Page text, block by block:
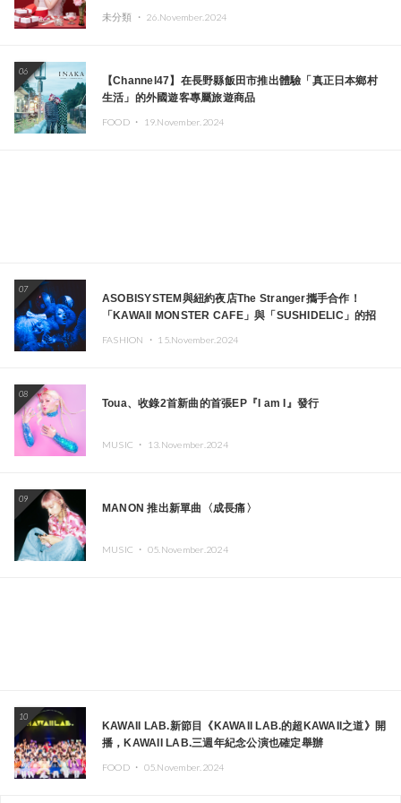
未分類 ・ 26.November.2024
06
【Channel47】在長野縣飯田市推出體驗「真正日本鄉村
生活」的外國遊客專屬旅遊商品
FOOD ・ 19.November.2024
07
ASOBISYSTEM與紐約夜店The Stranger攜手合作！
「KAWAII MONSTER CAFE」與「SUSHIDELIC」的招
FASHION ・ 15.November.2024
08
Toua、收錄2首新曲的首張EP『I am I』發行
MUSIC ・ 13.November.2024
09
MANON 推出新單曲〈成長痛〉
MUSIC ・ 05.November.2024
10
KAWAII LAB.新節目《KAWAII LAB.的超KAWAII之道》開
播，KAWAII LAB.三週年紀念公演也確定舉辦
FOOD ・ 05.November.2024